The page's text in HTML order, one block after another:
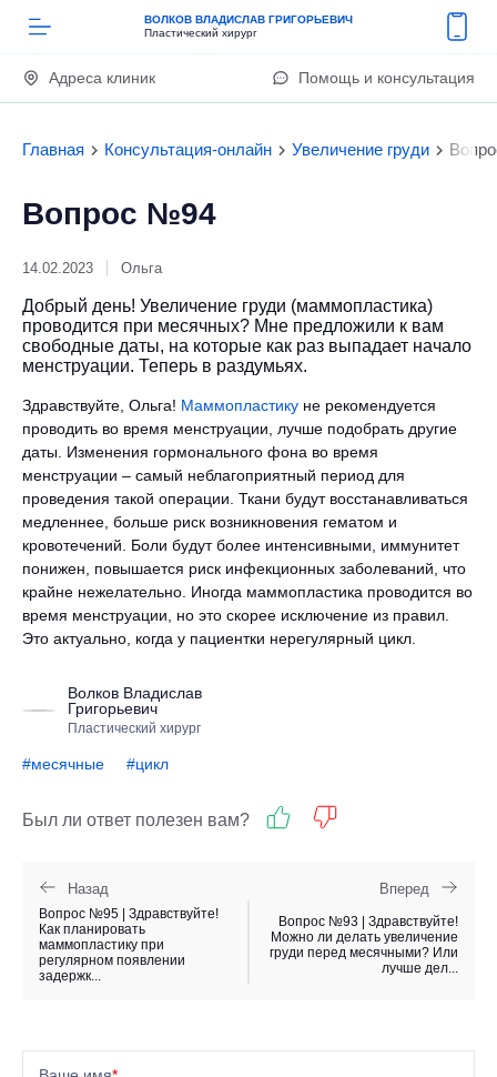
ВОЛКОВ ВЛАДИСЛАВ ГРИГОРЬЕВИЧ
Пластический хирург
Адреса клиник Помощь и консультация
Главная Консультация-онлайн Увеличение груди
Вопрос №94
14.02.2023 Ольга
Добрый день! Увеличение груди (маммопластика)
проводится при месячных? Мне предложили к вам
свободные даты, на которые как раз выпадает начало
менструации. Теперь в раздумьях.
Здравствуйте, Ольга! Маммопластику не рекомендуется
проводить во время менструации, лучше подобрать другие
даты. Изменения гормонального фона во время
менструации – самый неблагоприятный период для
проведения такой операции. Ткани будут восстанавливаться
медленнее, больше риск возникновения гематом и
кровотечений. Боли будут более интенсивными, иммунитет
понижен, повышается риск инфекционных заболеваний, что
крайне нежелательно. Иногда маммопластика проводится во
время менструации, но это скорее исключение из правил.
Это актуально, когда у пациентки нерегулярный цикл.
Волков Владислав
Григорьевич
Пластический хирург
#месячные #цикл
Был ли ответ полезен вам?
Назад
Вопрос №95 | Здравствуйте!
Как планировать
маммопластику при
регулярном появлении
задержк...
Вперед
Вопрос №93 | Здравствуйте!
Можно ли делать увеличение
груди перед месячными? Или
лучше дел...